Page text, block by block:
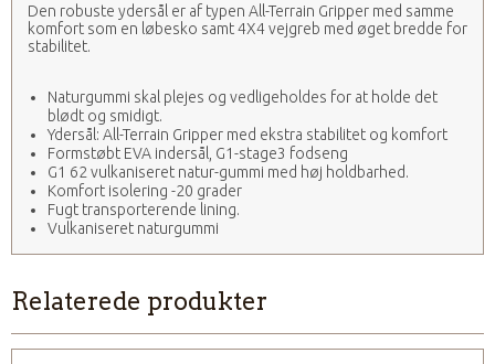
Den robuste ydersål er af typen All-Terrain Gripper med samme
komfort som en løbesko samt 4X4 vejgreb med øget bredde for
stabilitet.
Naturgummi skal plejes og vedligeholdes for at holde det
blødt og smidigt.
Ydersål: All-Terrain Gripper med ekstra stabilitet og komfort
Formstøbt EVA indersål, G1-stage3 fodseng
G1 62 vulkaniseret natur-gummi med høj holdbarhed.
Komfort isolering -20 grader
Fugt transporterende lining.
Vulkaniseret naturgummi
Relaterede produkter